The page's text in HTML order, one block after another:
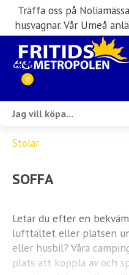
Träffa oss på
husvagnar. Vår Umeå
0
Stolar
SOFFA
Letar du efter en
lufttältet eller platsen
eller husbil? Våra
plats att koppla av och